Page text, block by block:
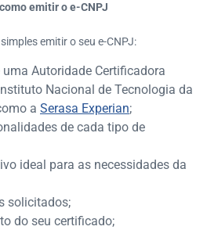
emitir o e-CNPJ
emitir o seu e-CNPJ:
Autoridade Certificadora
Nacional de Tecnologia da
a Serasa Experian;
de cada tipo de
ideal para as necessidades da
solicitados;
do seu certificado;